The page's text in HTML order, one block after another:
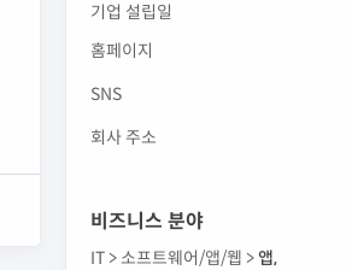
기업 설립일
홈페이지
SNS
회사 주소
비즈니스 분야
IT > 소프트웨어/앱/웹 > 앱,